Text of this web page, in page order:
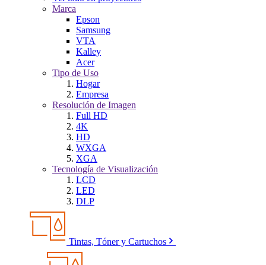
Marca
Epson
Samsung
VTA
Kalley
Acer
Tipo de Uso
Hogar
Empresa
Resolución de Imagen
Full HD
4K
HD
WXGA
XGA
Tecnología de Visualización
LCD
LED
DLP
Tintas, Tóner y Cartuchos